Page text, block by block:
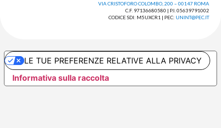
VIA CRISTOFORO COLOMBO, 200 – 00147 ROMA
C.F. 97136680580 | P.I. 05639791002
CODICE SDI: M5UXCR1 | PEC: UNINT@PEC.IT
Informativa sulla raccolta
LE TUE PREFERENZE RELATIVE ALLA PRIVACY